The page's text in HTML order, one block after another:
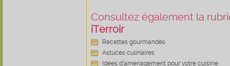
Consultez également la
iTerroir
Recettes gourmandes
Astuces culinaires
Idées d’aménagement pour votre cuisine